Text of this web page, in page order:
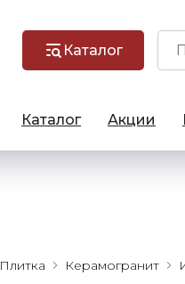
Каталог
Каталог Акции
Плитка Керамогранит